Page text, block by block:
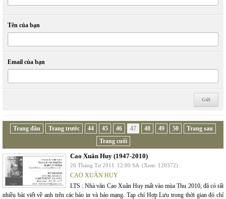
Tên của bạn
Email của bạn
Trang đầu Trang trước 44 45 46 47 48 49 50
Trang sau
Trang cuối
Cao Xuân Huy (1947-2010)
26 Tháng Tư 2011 12:00 SA (Xem: 120372)
CAO XUÂN HUY
LTS : Nhà văn Cao Xuân Huy mất vào mùa Thu 2010, đã có rất
nhiều bài viết về anh trên các báo in và báo mạng. Tạp chí Hợp Lưu trong thời gian đó chỉ